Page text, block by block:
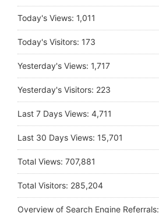
Today's Views: 1,011
Today's Visitors: 173
Yesterday's Views: 1,717
Yesterday's Visitors: 223
Last 7 Days Views: 4,711
Last 30 Days Views: 15,701
Total Views: 707,881
Total Visitors: 285,204
Overview of Search Engine Referrals: